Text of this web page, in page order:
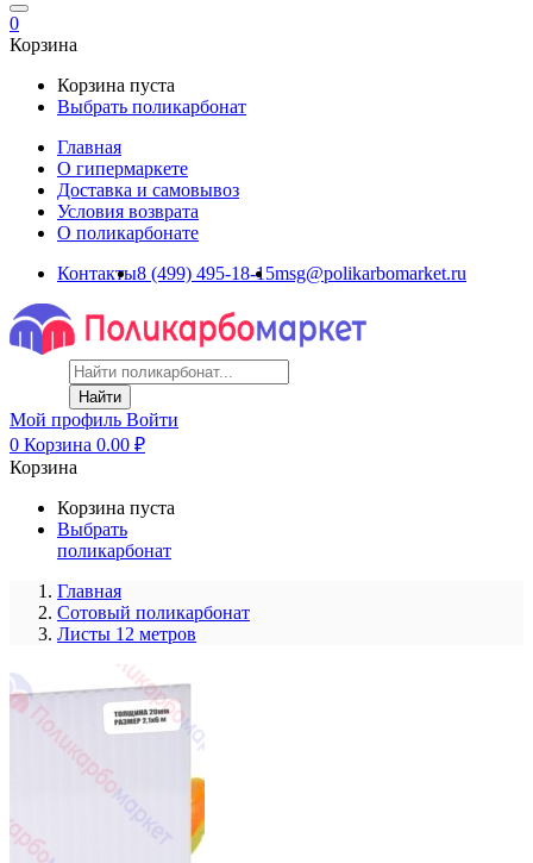
0
Корзина
Корзина пуста
Выбрать поликарбонат
Главная
О гипермаркете
Доставка и самовывоз
Условия возврата
О поликарбонате
Контакты8 (499) 495-18-15msg@polikarbomarket.ru
Найти
Мой профиль Войти
0 Корзина 0.00 ₽
Корзина
Корзина пуста
Выбрать
поликарбонат
Главная
Сотовый поликарбонат
Листы 12 метров